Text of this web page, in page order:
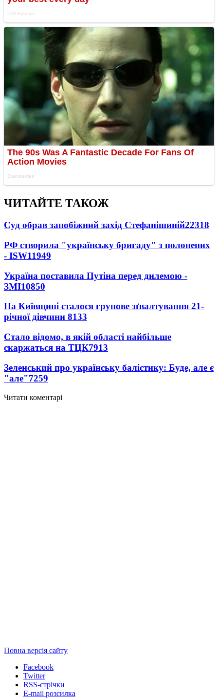
ЧИТАЙТЕ ТАКОЖ
Суд обрав запобіжний захід Стефанішиній22318
РФ створила "українську бригаду" з полонених
- ISW11949
Україна поставила Путіна перед дилемою -
ЗМІ10850
На Київщині сталося групове зґвалтування 21-
річної дівчини 8133
Стало відомо, в якій області найбільше
скаржаться на ТЦК7913
Зеленський про українську балістику: Буде, але є
"але"7259
Читати коментарі
Повна версія сайту
Facebook
Twitter
RSS-стрічки
E-mail розсилка